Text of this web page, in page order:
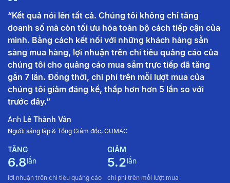
“Kết quả nói lên tất cả. Chúng tôi không chỉ tăng
doanh số mà còn tối ưu hóa toàn bộ cách tiếp cận của
mình. Bằng cách kết nối với những khách hàng sẵn
sàng mua hàng, lợi nhuận trên chi tiêu quảng cáo của
chúng tôi cho quảng cáo mua sắm trực tiếp đã tăng
gần 7 lần. Đồng thời, chi phí trên mỗi lượt mua của
chúng tôi giảm đáng kể, thấp hơn hơn 5 lần so với
trước đây.”
Anh Lê Thành Vân
Người sáng lập & Tổng Giám đốc, GUMAC
TĂNG
6.8lần
lợi nhuận trên chi tiêu quảng cáo
GIẢM
5.2lần
chi phí trên mỗi lượt mua